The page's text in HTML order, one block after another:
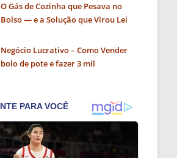
O Gás de Cozinha que Pesava no
Bolso — e a Solução que Virou Lei
Negócio Lucrativo – Como Vender
bolo de pote e fazer 3 mil